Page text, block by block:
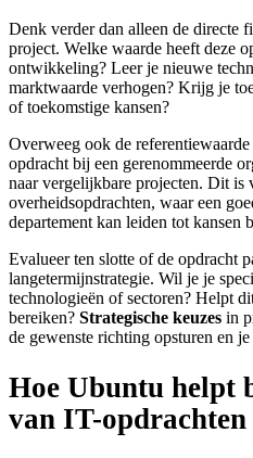
Denk verder dan alleen de directe
project. Welke waarde heeft deze
ontwikkeling? Leer je nieuwe
marktwaarde verhogen? Krijg je
of toekomstige kansen?
Overweeg ook de
opdracht bij een gerenommeerde
naar vergelijkbare projecten. Dit is
overheidsopdrachten, waar een
departement kan leiden tot kansen
Evalueer ten slotte of de opdracht
langetermijnstrategie. Wil je je
technologieën of sectoren? Helpt
bereiken? Strategische keuzes in
de gewenste richting opsturen en
Hoe Ubuntu helpt
van IT-opdrachten